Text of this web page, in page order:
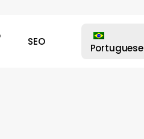
SEO Portuguese